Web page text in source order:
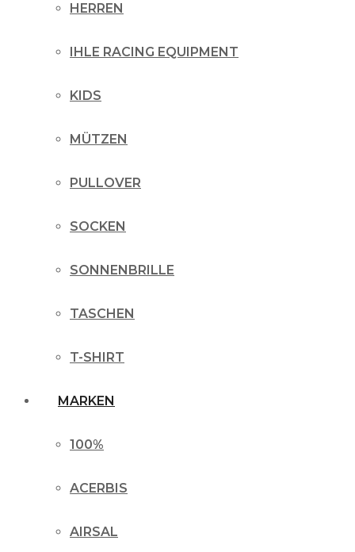
HERREN
IHLE RACING EQUIPMENT
KIDS
MÜTZEN
PULLOVER
SOCKEN
SONNENBRILLE
TASCHEN
T-SHIRT
MARKEN
100%
ACERBIS
AIRSAL